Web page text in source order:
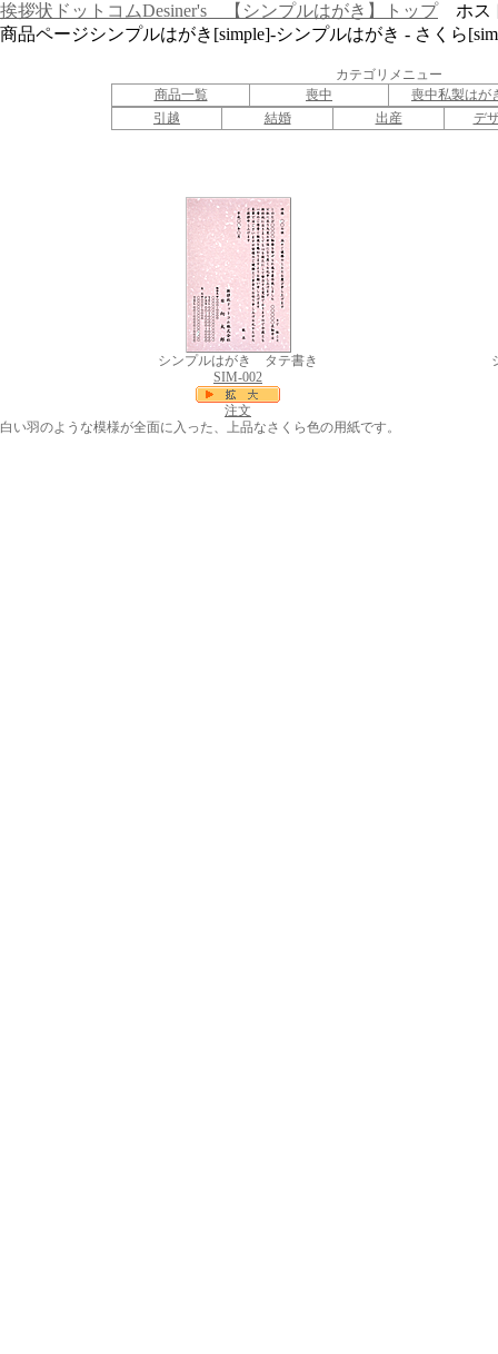
挨拶状ドットコムDesiner's 【シンプルはがき】トップホスト
商品ページシンプルはがき[simple]-シンプルはがき - さくら
カテゴリメニュー
商品一覧
喪中
喪中私製はが
引越
結婚 出産 デ
シンプルはがき タテ書き
SIM-002
注文
白い羽のような模様が全面に入った、上品なさくら色の用紙です。